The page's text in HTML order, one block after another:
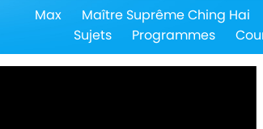
Max Maître Suprême Ching Hai
Sujets
Programmes